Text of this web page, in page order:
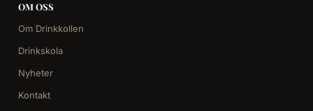
OM OSS
Om Drinkkollen
Drinkskola
Nyheter
Kontakt